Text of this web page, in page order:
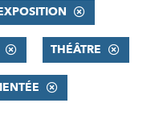
THÉÂTRE